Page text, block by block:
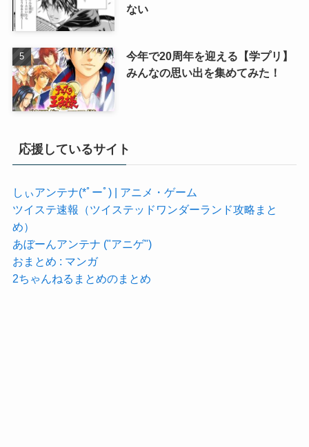
ない
今年で20周年を迎える【学プリ】
みんなの思い出を集めてみた！
応援しているサイト
しぃアンテナ(*ﾟーﾟ) | アニメ・ゲーム
ツイステ速報（ツイステッドワンダーランド攻略まと
め）
あぼーんアンテナ ("アニゲ")
おまとめ : マンガ
2ちゃんねるまとめのまとめ